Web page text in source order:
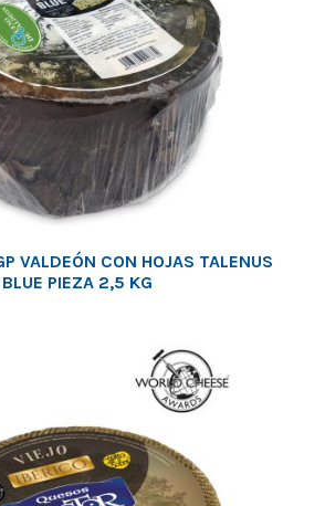
VALDEÓN CON HOJAS TALENUS
BLUE PIEZA 2,5 KG